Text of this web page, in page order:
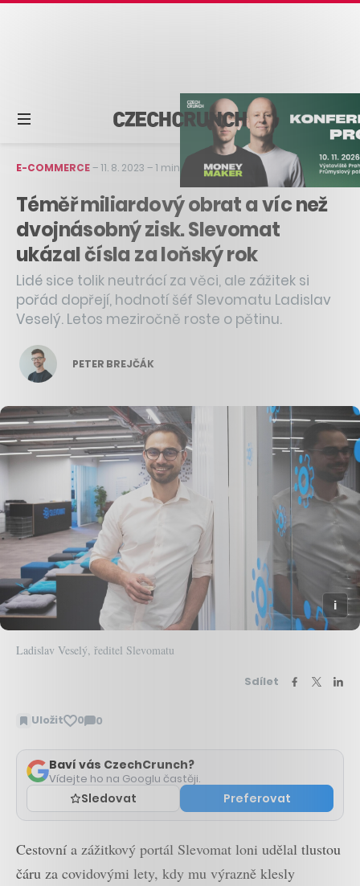
E-COMMERCE–11. 8. 2023 –1 min čtení
Téměř miliardový obrat a víc než
dvojnásobný zisk. Slevomat
ukázal čísla za loňský rok
Lidé sice tolik neutrácí za věci, ale zážitek si
pořád dopřejí, hodnotí šéf Slevomatu Ladislav
Veselý. Letos meziročně roste o pětinu.
PETER BREJČÁK
Ladislav Veselý, ředitel Slevomatu
Sdílet
Uložit 0 0
Zobrazit
Baví vás CzechCrunch?
Vídejte ho na Googlu častěji.
Sledovat Preferovat
Cestovní a zážitkový portál Slevomat loni udělal tlustou
čáru za covidovými lety, kdy mu výrazně klesly